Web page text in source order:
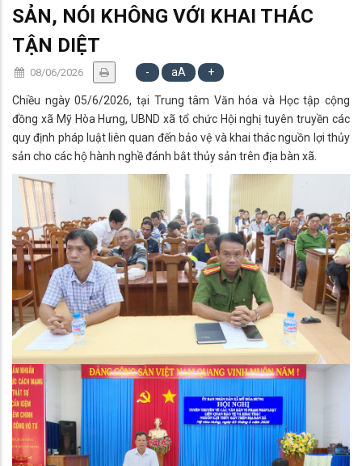
SẢN, NÓI KHÔNG VỚI KHAI THÁC
TẬN DIỆT
08/06/2026 - aA +
Chiều ngày 05/6/2026, tại Trung tâm Văn hóa và Học tập cộng
đồng xã Mỹ Hòa Hưng, UBND xã tổ chức Hội nghị tuyên truyền các
quy định pháp luật liên quan đến bảo vệ và khai thác nguồn lợi thủy
sản cho các hộ hành nghề đánh bắt thủy sản trên địa bàn xã.